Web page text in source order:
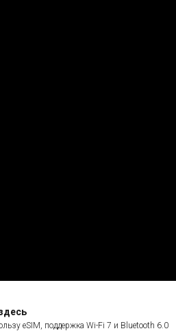
eSIM, поддержка Wi-Fi 7 и Bluetooth 6.0